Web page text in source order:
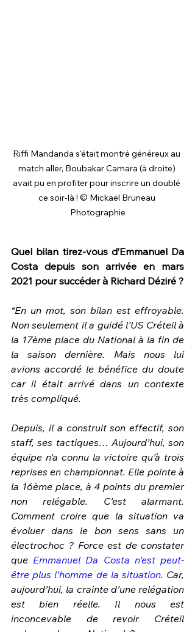
Riffi Mandanda s'était montré généreux au
match aller, Boubakar Camara (à droite)
avait pu en profiter pour inscrire un doublé
ce soir-là ! © Mickaël Bruneau
Photographie
Quel bilan tirez-vous d’Emmanuel Da
Costa depuis son arrivée en mars
2021 pour succéder à Richard Déziré ?
“En un mot, son bilan est effroyable.
Non seulement il a guidé l’US Créteil à
la 17ème place du National à la fin de
la saison dernière. Mais nous lui
avions accordé le bénéfice du doute
car il était arrivé dans un contexte
très compliqué.
Depuis, il a construit son effectif, son
staff, ses tactiques… Aujourd’hui, son
équipe n'a connu la victoire qu’à trois
reprises en championnat. Elle pointe à
la 16ème place, à 4 points du premier
non relégable. C’est alarmant.
Comment croire que la situation va
évoluer dans le bon sens sans un
électrochoc ? Force est de constater
que Emmanuel Da Costa n’est peut-
être plus l’homme de la situation. Car,
aujourd’hui, la crainte d’une relégation
est bien réelle. Il nous est
inconcevable de revoir Créteil